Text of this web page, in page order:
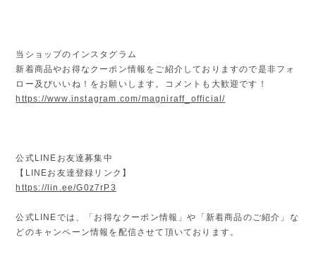
当ショップのインスタグラム
新着商品やお得なクーポン情報をご紹介しておりますので是非フォ
ロー及びいいね！をお願いします。コメントも大歓迎です！
https://www.instagram.com/magniraff_official/
公式LINEお友達募集中
【LINEお友達登録リンク】
https://lin.ee/G0z7rP3
公式LINEでは、「お得なクーポン情報」や「新着商品のご紹介」な
どのキャンペーン情報を配信させて頂いております。